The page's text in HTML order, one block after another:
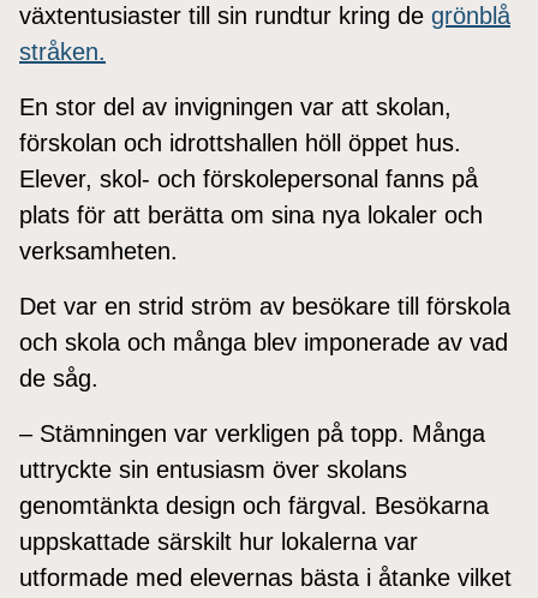
växtentusiaster till sin rundtur kring de grönblå
stråken.
En stor del av invigningen var att skolan,
förskolan och idrottshallen höll öppet hus.
Elever, skol- och förskolepersonal fanns på
plats för att berätta om sina nya lokaler och
verksamheten.
Det var en strid ström av besökare till förskola
och skola och många blev imponerade av vad
de såg.
– Stämningen var verkligen på topp. Många
uttryckte sin entusiasm över skolans
genomtänkta design och färgval. Besökarna
uppskattade särskilt hur lokalerna var
utformade med elevernas bästa i åtanke vilket